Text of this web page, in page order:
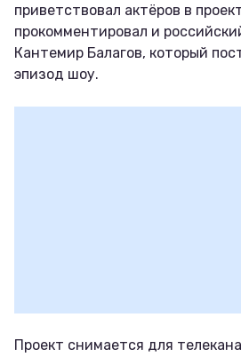
приветствовал актёров в
прокомментировал и
Кантемир Балагов, который
эпизод шоу.
Проект снимается для